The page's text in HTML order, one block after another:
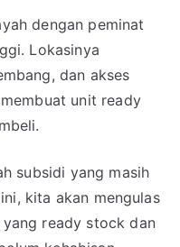
dengan peminat
Lokasinya
dan akses
unit ready
subsidi yang masih
kita akan mengulas
ready stock dan